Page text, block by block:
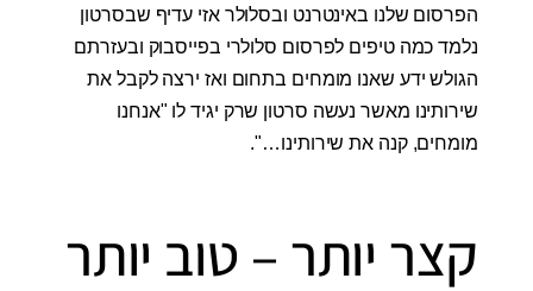
הפרסום שלנו באינטרנט ובסלולר אזי עדיף שבסרטון
נלמד כמה טיפים לפרסום סלולרי בפייסבוק ובעזרתם
הגולש ידע שאנו מומחים בתחום ואז ירצה לקבל את
שירותינו מאשר נעשה סרטון שרק יגיד לו "אנחנו
מומחים, קנה את שירותינו…".
קצר יותר – טוב יותר